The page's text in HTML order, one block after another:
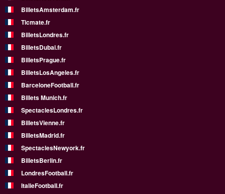
BilletsAmsterdam.fr
Ticmate.fr
BilletsLondres.fr
BilletsDubai.fr
BilletsPrague.fr
BilletsLosAngeles.fr
BarceloneFootball.fr
Billets Munich.fr
SpectaclesLondres.fr
BilletsVienne.fr
BilletsMadrid.fr
SpectaclesNewyork.fr
BilletsBerlin.fr
LondresFootball.fr
ItalieFootball.fr